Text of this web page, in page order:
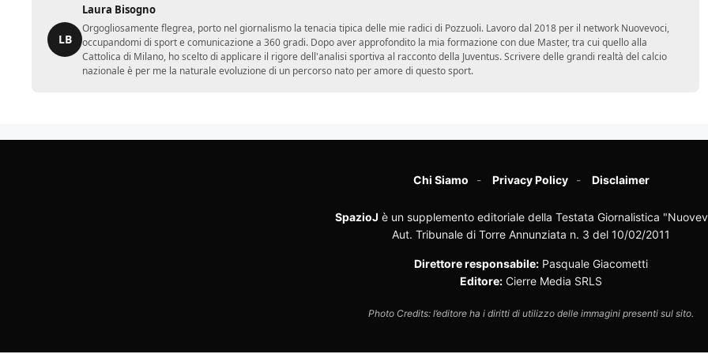
LB
Laura Bisogno
Orgogliosamente flegrea, porto nel giornalismo la tenacia tipica delle mie radici di Pozzuoli. Lavoro dal 2018 per il network Nuovevoci,
occupandomi di sport e comunicazione a 360 gradi. Dopo aver approfondito la mia formazione con due Master, tra cui quello alla
Cattolica di Milano, ho scelto di applicare il rigore dell'analisi sportiva al racconto della Juventus. Scrivere delle grandi realtà del calcio
nazionale è per me la naturale evoluzione di un percorso nato per amore di questo sport.
Chi Siamo Privacy Policy Disclaimer
SpazioJ è un supplemento editoriale della Testata Giornalistica
Aut. Tribunale di Torre Annunziata n. 3 del 10/02/2011
Direttore responsabile: Pasquale Giacometti
Editore: Cierre Media SRLS
Photo Credits: l’editore ha i diritti di utilizzo delle immagini presenti sul sito.